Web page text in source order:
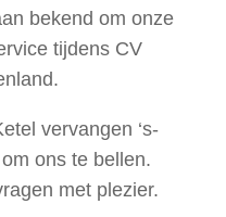
bekend om onze
tijdens CV
vervangen ‘s-
ons te bellen.
met plezier.